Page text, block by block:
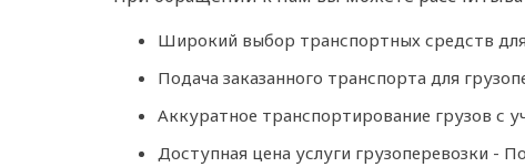
Широкий выбор транспортных средств
Подача заказанного транспорта для
Аккуратное транспортирование грузов с
Доступная цена услуги грузоперевозки -